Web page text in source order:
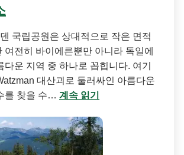
국립공원은 상대적으로 작은 면적
여전히 바이에른뿐만 아니라 독일에
다운 지역 중 하나로 꼽힙니다. 여기
대산괴로 둘러싸인 아름다운
를 찾을 수… 계속 읽기